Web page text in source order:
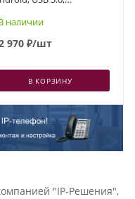
PoE)
наличии
970₽/шт
В КОРЗИНУ
"IP-Решения",